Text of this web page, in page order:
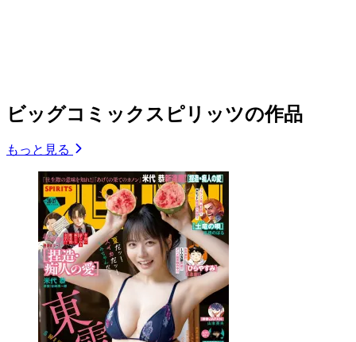
ビッグコミックスピリッツの作品
もっと見る